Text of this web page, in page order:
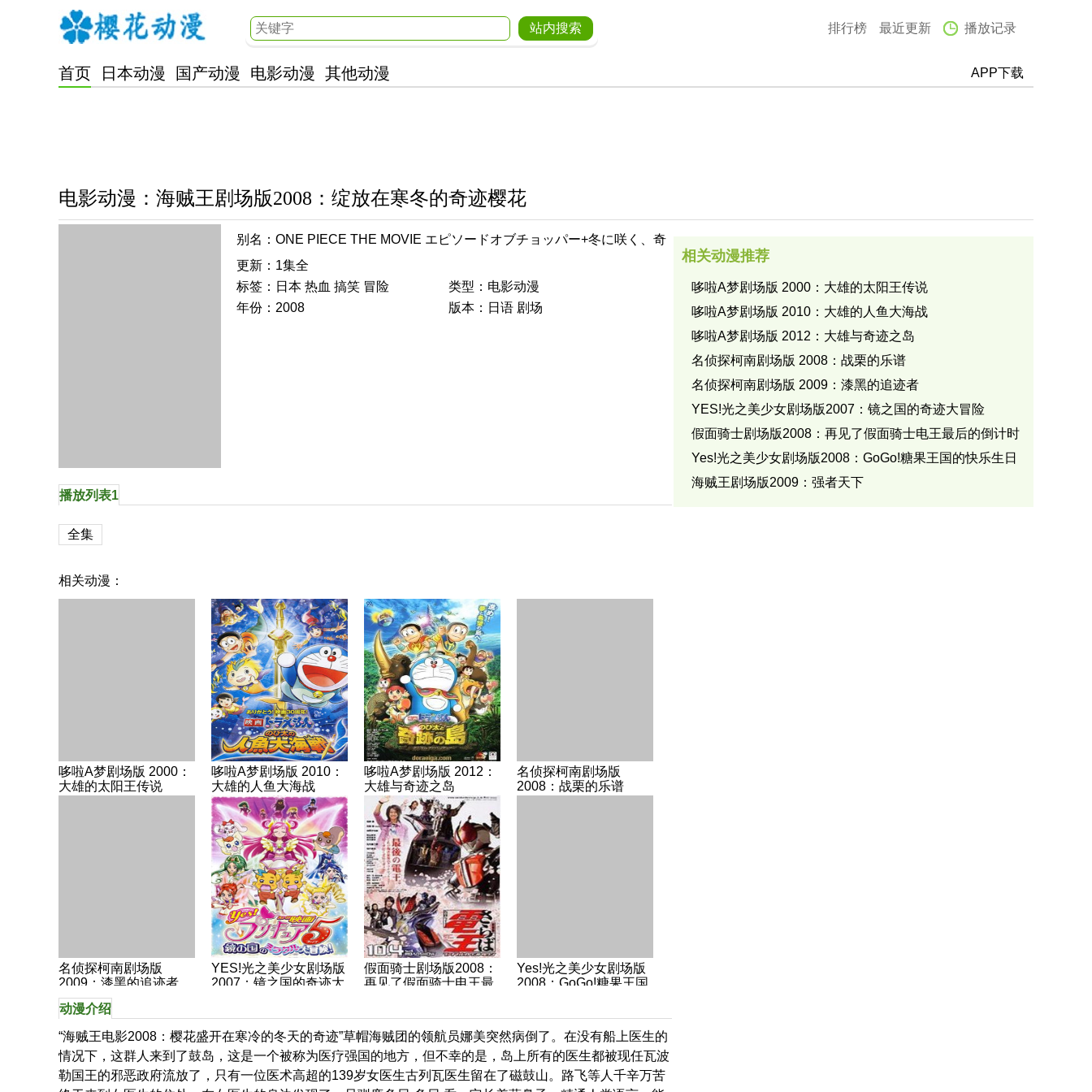
排行榜 最近更新 播放记录
首页 日本动漫 国产动漫 电影动漫 其他动漫 APP下载
电影动漫 ： 海贼王剧场版2008：绽放在寒冬的奇迹樱花
海贼王剧场版2008：绽放在
别名：ONE PIECE THE MOVIE エピソードオブチョッパー+冬に咲く、奇
跡の桜/航海王乔巴身世之谜：冬季绽放、奇迹的樱花/航海王 THE MOVIE 喬
巴身世之謎 冬季錠放、奇跡的桜花/One Piece: Episode Of Episode Of
Chopper Plus Fuyu Ni Saku Kiseki No S
更新：1集全
标签：日本 热血 搞笑 冒险
类型：电影动漫
年份：2008
版本：日语 剧场
播放列表1
全集
相关动漫：
哆啦A梦剧场版 2000：
大雄的太阳王传说
哆啦A梦剧场版 2010：
大雄的人鱼大海战
哆啦A梦剧场版 2012：
大雄与奇迹之岛
名侦探柯南剧场版
2008：战栗的乐谱
名侦探柯南剧场版
2009：漆黑的追迹者
YES!光之美少女剧场版
2007：镜之国的奇迹大
假面骑士剧场版2008：
再见了假面骑士电王最
Yes!光之美少女剧场版
2008：GoGo!糖果王国
动漫介绍
“海贼王电影2008：樱花盛开在寒冷的冬天的奇迹”草帽海贼团的领航员娜美突然病倒了。在没有船上医生的
情况下，这群人来到了鼓岛，这是一个被称为医疗强国的地方，但不幸的是，岛上所有的医生都被现任瓦波
勒国王的邪恶政府流放了，只有一位医术高超的139岁女医生古列瓦医生留在了磁鼓山。路飞等人千辛万苦
相关动漫推荐
哆啦A梦剧场版 2000：大雄的太阳王传说
哆啦A梦剧场版 2010：大雄的人鱼大海战
哆啦A梦剧场版 2012：大雄与奇迹之岛
名侦探柯南剧场版 2008：战栗的乐谱
名侦探柯南剧场版 2009：漆黑的追迹者
YES!光之美少女剧场版2007：镜之国的奇迹大冒险
假面骑士剧场版2008：再见了假面骑士电王最后的倒计时
Yes!光之美少女剧场版2008：GoGo!糖果王国的快乐生日
海贼王剧场版2009：强者天下